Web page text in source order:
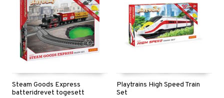
Steam Goods Express
batteridrevet togesett
Playtrains High Speed Train
Set